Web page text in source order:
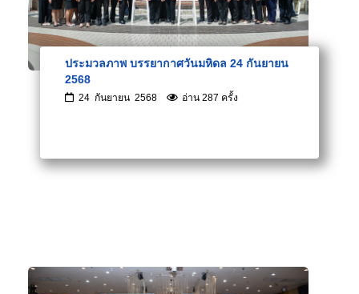
ประมวลภาพ บรรยากาศวันมหิดล 24 กันยายน
2568
24 กันยายน 2568 อ่าน 287 ครั้ง